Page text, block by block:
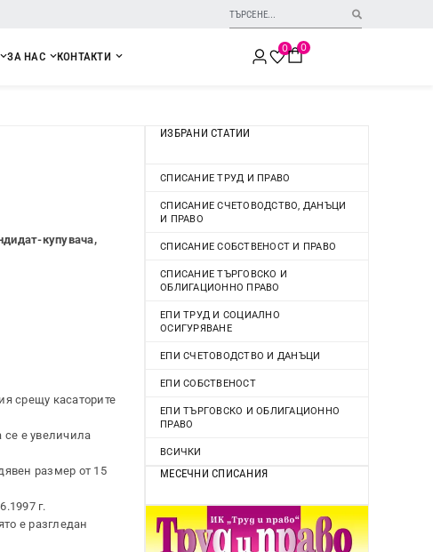
ЗА НАС КОНТАКТИ
0 0
купувача,
срещу касаторите
се е увеличила
размер от 15
г.
е разгледан
ИЗБРАНИ СТАТИИ
СПИСАНИЕ ТРУД И ПРАВО
СПИСАНИЕ СЧЕТОВОДСТВО, ДАНЪЦИ
И ПРАВО
СПИСАНИЕ СОБСТВЕНОСТ И ПРАВО
СПИСАНИЕ ТЪРГОВСКО И
ОБЛИГАЦИОННО ПРАВО
ЕПИ ТРУД И СОЦИАЛНО
ОСИГУРЯВАНЕ
ЕПИ СЧЕТОВОДСТВО И ДАНЪЦИ
ЕПИ СОБСТВЕНОСТ
ЕПИ ТЪРГОВСКО И ОБЛИГАЦИОННО
ПРАВО
ВСИЧКИ
МЕСЕЧНИ СПИСАНИЯ